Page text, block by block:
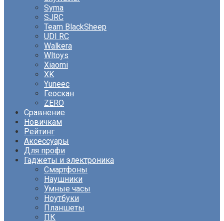
Syma
SJRC
Team BlackSheep
UDI RC
Walkera
Wltoys
Xiaomi
XK
Yuneec
Геоскан
ZERO
Сравнение
Новичкам
Рейтинг
Аксессуары
Для профи
Гаджеты и электроника
Смартфоны
Наушники
Умные часы
Ноутбуки
Планшеты
ПК